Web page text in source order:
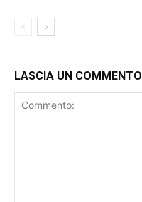
LASCIA UN COMMENTO